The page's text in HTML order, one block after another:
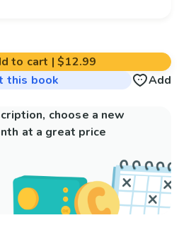
to cart |$12.99
this book
Add
choose a new
at a great price